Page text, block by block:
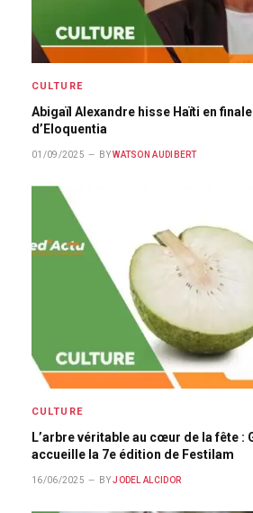
CULTURE
Abigaïl Alexandre hisse Haïti en
d’Eloquentia
01/09/2025 BY WATSON AUDIBERT
CULTURE
L’arbre véritable au cœur de la fête :
accueille la 7e édition de Festilam
16/06/2025 BY JODEL ALCIDOR